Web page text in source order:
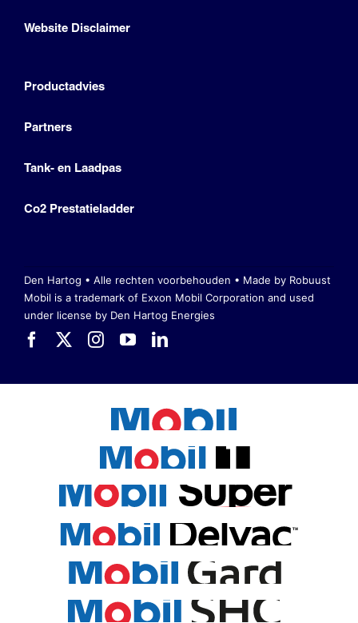
Website Disclaimer
Productadvies
Partners
Tank- en Laadpas
Co2 Prestatieladder
Den Hartog • Alle rechten voorbehouden • Made by Robuust
Mobil is a trademark of Exxon Mobil Corporation and used
under license by Den Hartog Energies